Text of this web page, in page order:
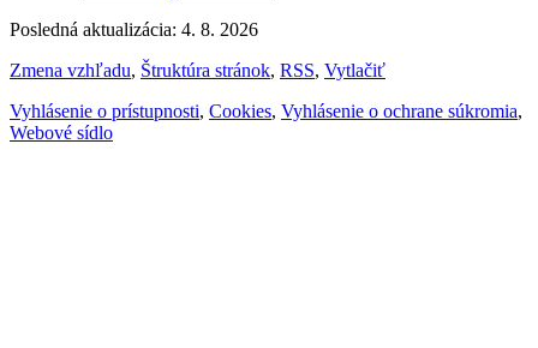
Posledná aktualizácia: 4. 8. 2026
Zmena vzhľadu, Štruktúra stránok, RSS, Vytlačiť
Vyhlásenie o prístupnosti, Cookies, Vyhlásenie o ochrane súkromia,
Webové sídlo